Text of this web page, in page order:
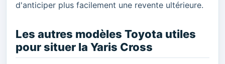
d'anticiper plus facilement une revente ultérieure.
Les autres modèles Toyota utiles
pour situer la Yaris Cross